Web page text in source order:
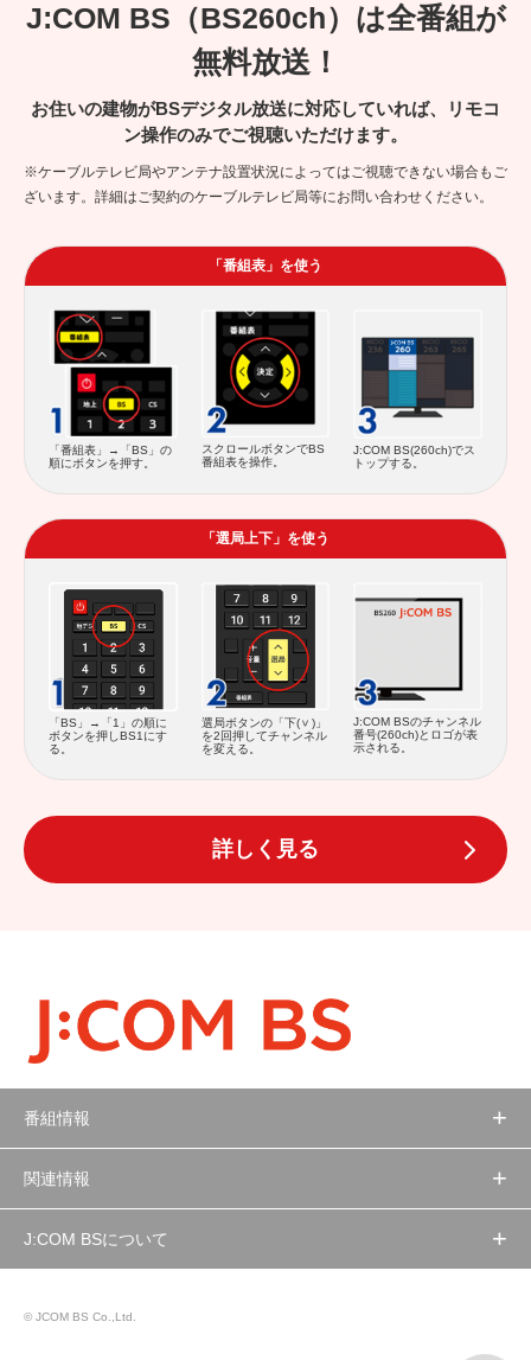
J:COM BS（BS260ch）は全番組が
無料放送！
お住いの建物がBSデジタル放送に対応していれば、リモコ
ン操作のみでご視聴いただけます。
※ケーブルテレビ局やアンテナ設置状況によってはご視聴できない場合もご
ざいます。詳細はご契約のケーブルテレビ局等にお問い合わせください。
「番組表」を使う
「番組表」→「BS」の
順にボタンを押す。
スクロールボタンでBS
番組表を操作。
J:COM BS(260ch)でス
トップする。
「選局上下」を使う
「BS」→「1」の順に
ボタンを押しBS1にす
る。
選局ボタンの「下(
)」
を2回押してチャンネル
を変える。
J:COM BSのチャンネル
番号(260ch)とロゴが表
示される。
詳しく見る
番組情報
関連情報
J:COM BSについて
© JCOM BS Co.,Ltd.